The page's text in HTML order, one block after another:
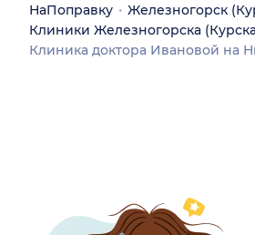
надевает, вроде
мелочь, но приятно.
Теперь всегда будем
НаПоправку
Железногорск
Клиники Железногорска
Клиника доктора Ивановой на